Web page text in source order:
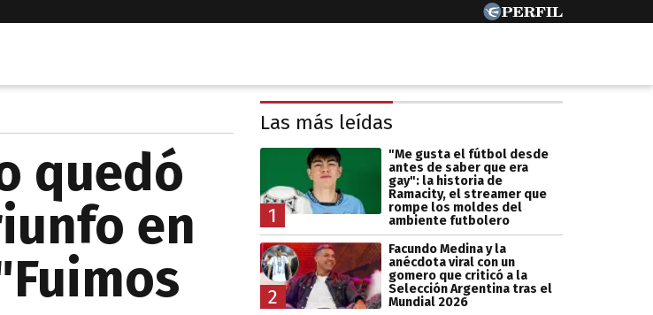
quedó
en
Las más leídas
1
"Me gusta el fútbol desde
antes de saber que era
gay": la historia de
Ramacity, el streamer que
rompe los moldes del
ambiente futbolero
2
Facundo Medina y la
anécdota viral con un
gomero que criticó a la
Selección Argentina tras el
Mundial 2026